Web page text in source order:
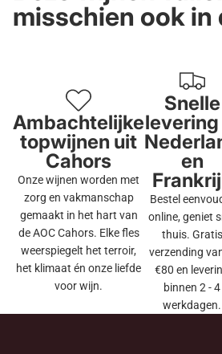
misschien ook in
Ambachtelijke
topwijnen uit
Cahors
Onze wijnen worden met
zorg en vakmanschap
gemaakt in het hart van
de AOC Cahors. Elke fles
weerspiegelt het terroir,
het klimaat én onze liefde
voor wijn.
Snelle
levering
en
Bestel
online, geniet
thuis. Gratis
verzending
€80 en
binnen 2 - 4
werkdagen.